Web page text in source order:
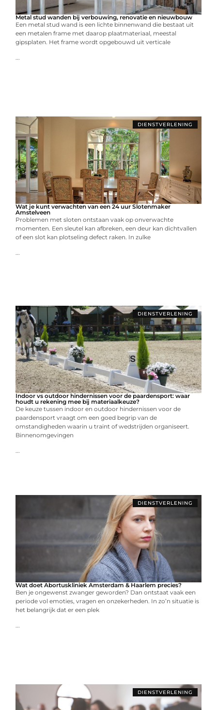
Metal stud wanden bij verbouwing, renovatie en nieuwbouw
Een metal stud wand is een lichte binnenwand die bestaat uit
een metalen frame met daarop plaatmateriaal, meestal
gipsplaten. Het frame wordt opgebouwd uit verticale
...
DIENSTVERLENING
Wat je kunt verwachten van een 24 uur Slotenmaker
Amstelveen
Problemen met sloten ontstaan vaak op onverwachte
momenten. Een sleutel kan afbreken, een deur kan dichtvallen
of een slot kan plotseling defect raken. In zulke
...
DIENSTVERLENING
Indoor vs outdoor hindernissen voor de paardensport: waar
houdt u rekening mee bij materiaalkeuze?
De keuze tussen indoor en outdoor hindernissen voor de
paardensport vraagt om een goed begrip van de
omstandigheden waarin u traint of wedstrijden organiseert.
Binnenomgevingen
...
DIENSTVERLENING
Wat doet Abortuskliniek Amsterdam & Haarlem precies?
Ben je ongewenst zwanger geworden? Dan ontstaat vaak een
periode vol emoties, vragen en onzekerheden. In zo’n situatie is
het belangrijk dat er een plek
...
DIENSTVERLENING